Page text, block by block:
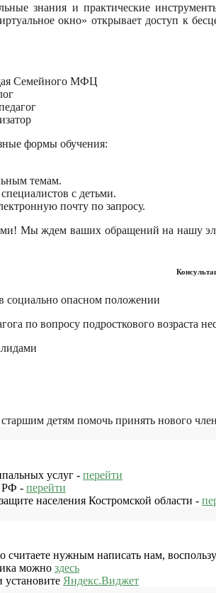
знания и практические
окно» открывает доступ к
Семейного МФЦ
формы обучения:
темам.
с детьми.
почту по запросу.
Мы ждем ваших обращений на нашу
социально опасном положении
по вопросу подросткового возраста
детям помочь принять нового
услуг - перейти
РФ - перейти
населения Костромской области -
нужным написать нам,
можно здесь
установите Яндекс.Виджет